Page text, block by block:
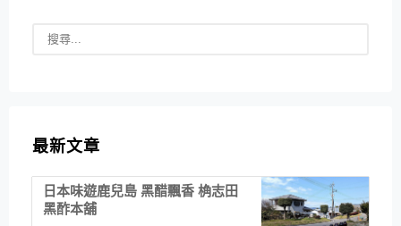
最新文章
日本味遊鹿兒島 黑醋飄香 桷志田
黑酢本舖